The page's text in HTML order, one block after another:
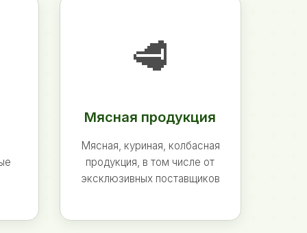
🥩
Мясная продукция
Мясная, куриная, колбасная
продукция, в том числе от
эксклюзивных поставщиков